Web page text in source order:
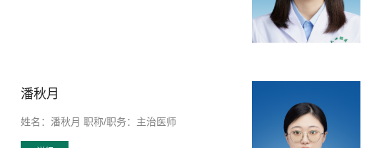
潘秋月
姓名：潘秋月 职称/职务：主治医师